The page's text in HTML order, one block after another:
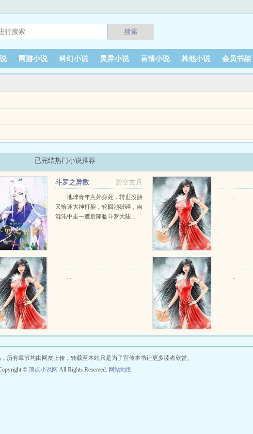
搜索
网游小说 科幻小说 灵异小说 言情小说 其他小说 会员书架
了架，装得了无辜，演得了白莲反正不是个好人后来她为自己的行为付出了代价死在二十七岁
已完结热门小说推荐
碧空玄月
斗罗之异数
地球青年意外身死，转世投胎
又恰逢大神打架，轮回池破碎，自
混沌中走一遭后降临斗罗大陆...
...
... ...
所有章节均由网友上传，转载至本站只是为了宣传本书让更多读者欣赏。
© 顶点小说网 All Rights Reserved. 网站地图